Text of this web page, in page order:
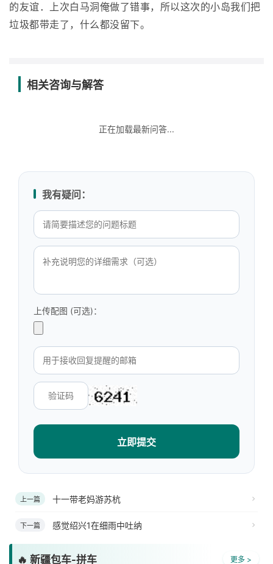
的友谊．上次白马洞俺做了错事，所以这次的小岛我们把
垃圾都带走了，什么都没留下。
相关咨询与解答
正在加载最新问答...
我有疑问：
上传配图 (可选)：
立即提交
上一篇 十一带老妈游苏杭
下一篇 感觉绍兴1在细雨中吐纳
🔥 新疆包车-拼车 更多 >